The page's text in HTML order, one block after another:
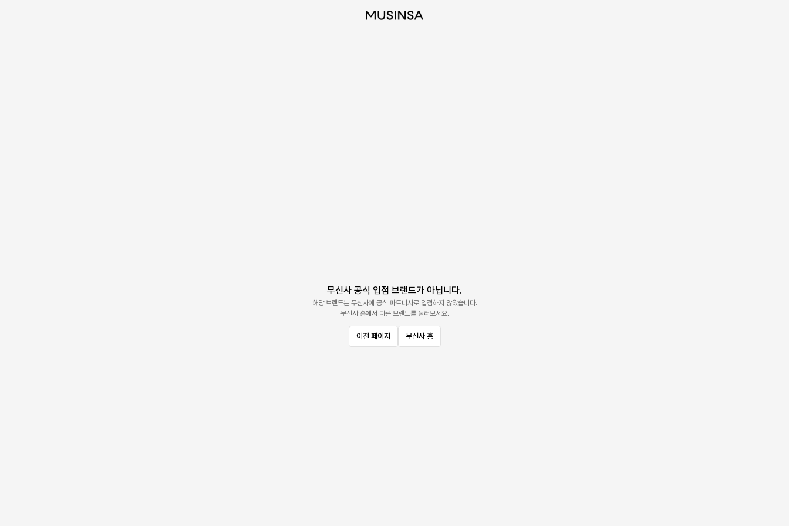
무신사 공식 입점 브랜드가 아닙니다.
해당 브랜드는 무신사에 공식 파트너사로 입점하지 않았습니다.
무신사 홈에서 다른 브랜드를 둘러보세요.
이전 페이지 무신사 홈